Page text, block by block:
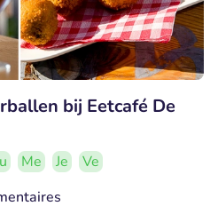
bij Eetcafé De
Me Je
Ve